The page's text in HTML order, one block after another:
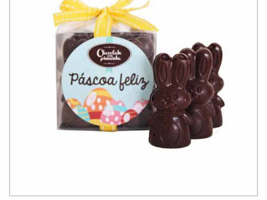
Coelhinhos de Chocolate 100gr